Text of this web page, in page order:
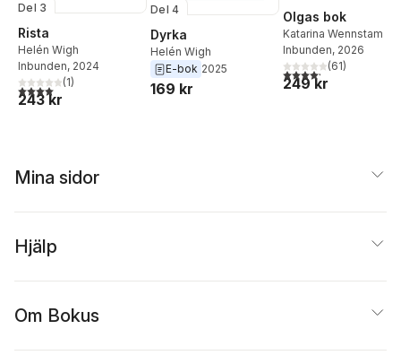
Del 3
Rista
Helén Wigh
Inbunden, 2024
4,0utav 5 stjärnor. Totalt antal röster:
(1)
243 kr
Del 4
Dyrka
Helén Wigh
E-bok 2025
169 kr
Olgas bok
Katarina Wennstam
Inbunden, 2026
4,2utav 5 stjärnor.
(61)
249 kr
Mina sidor
Hjälp
Om Bokus